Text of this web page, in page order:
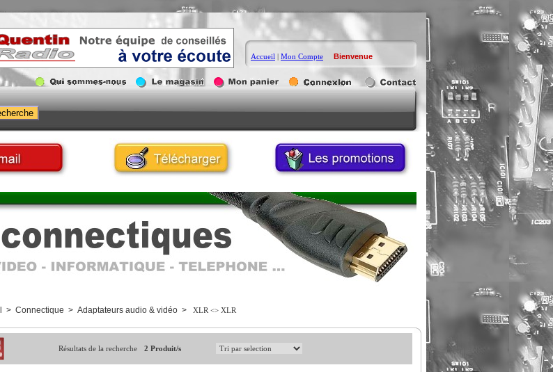
Accueil | Mon Compte Bienvenue
> Connectique > Adaptateurs audio & vidéo> XLR <> XLR
Résultats de la recherche 2 Produit/s